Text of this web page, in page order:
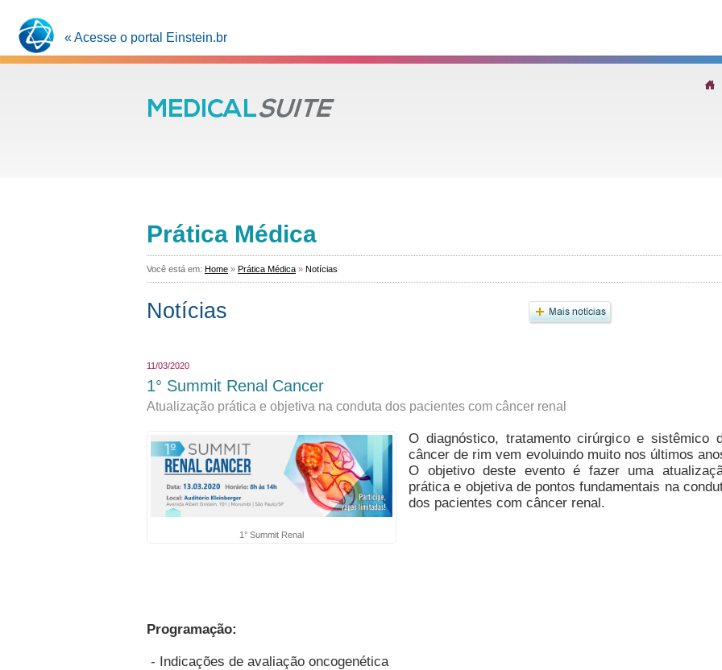
« Acesse o portal Einstein.br
Prática Médica
Você está em: Home » Prática Médica » Notícias
Notícias
11/03/2020
1° Summit Renal Cancer
Atualização prática e objetiva na conduta dos pacientes com câncer renal
1° Summit Renal
​O diagnóstico, tratamento cirúrgico e sistêmico
câncer de rim vem evoluindo muito nos últimos
O objetivo deste evento é fazer uma
prática e objetiva de pontos fundamentais na
dos pacientes com câncer renal.
Programação:
​ - Indicações de avaliação oncogenética